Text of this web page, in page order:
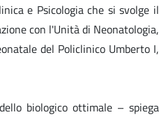
e Psicologia che si svolge il
con l'Unità di Neonatologia,
del Policlinico Umberto I,
biologico ottimale – spiega